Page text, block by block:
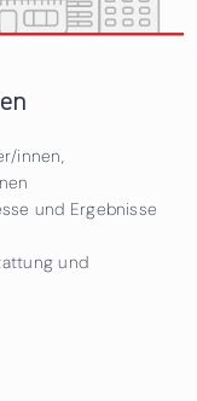
innen,
und Ergebnisse
und